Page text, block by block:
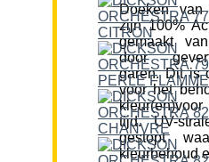
Doeken van
zijn 100%
gemaakt
door
garen. Dit is
voor het
tijd. UV-
gestopt
kleurbehoud